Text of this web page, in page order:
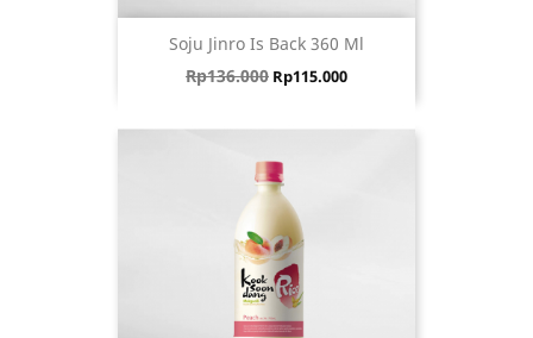
Soju Jinro Is Back 360 Ml
Harga biasa
Rp136.000 Harga
Rp115.000